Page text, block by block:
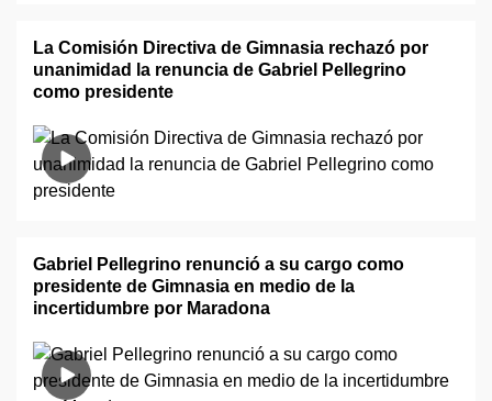
La Comisión Directiva de Gimnasia rechazó por
unanimidad la renuncia de Gabriel Pellegrino
como presidente
Gabriel Pellegrino renunció a su cargo como
presidente de Gimnasia en medio de la
incertidumbre por Maradona